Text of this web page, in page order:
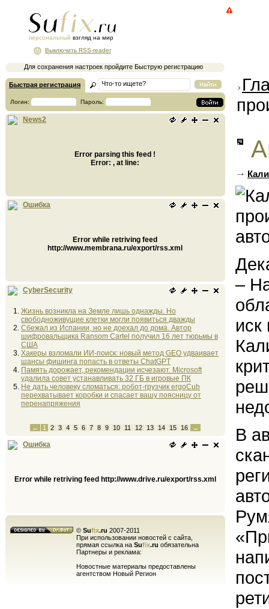
персональный взгляд на мир
Для сохранения настроек пройдите Быструю регистрацию
Выключить RSS-reader
Быстрая регистрация
Логин: Пароль:
News2
Error parsing this feed !
Error: , at line:
Ошибка
Error while retriving feed
http://www.membrana.ru/export/rss.xml
CyberSecurity
Жизнь возникла на Земле лишь однажды. Но
свободноживущие клетки могли появиться дважды
Сбежал из Испании, но не доехал до дома. Автор
шифровальщика Ransom Cartel получил 16 лет тюрьмы в
США
Хакеры взломали ИИ-поиск: новый метод GEO удваивает
шансы фишинга попасть в ответы ChatGPT
Память дорожает, рекомендации исчезают. Microsoft
удалила совет устанавливать 32 ГБ в игровые ПК
Не дать человеку сломаться: робот-грузчик ergoCub
перехватывает коробки и спасает вашу поясницу от
перенапряжения
← 1 2 3 4 5 6 7 8 9 10 11 12 13 14 15 16 →
Ошибка
Error while retriving feed http://www.drive.ru/export/rss.xml
© Sufix.ru 2007-2011
При использовании новостей с сайта,
прямая ссылка на Sufix.ru обязательна
Партнеры и реклама:
Новостные материалы предоставлены
агентством Новый Регион
–
иск
В